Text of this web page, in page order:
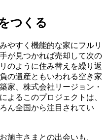
つくる
やすく機能的な家にフルリ
が見つかれば売却して次の
のように住み替えを繰り返
の遺産ともいわれる空き家
家、株式会社リージョン・
よるこのプロジェクトは、
ん全国から注目されてい
施主さまとの出会いも、